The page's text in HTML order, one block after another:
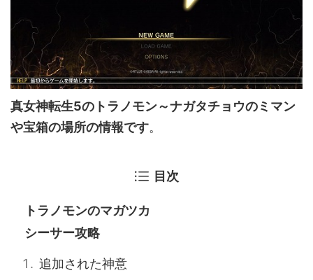
真女神転生5のトラノモン～ナガタチョウのミマン
や宝箱の場所の情報です。
目次
トラノモンのマガツカ
シーサー攻略
追加された神意